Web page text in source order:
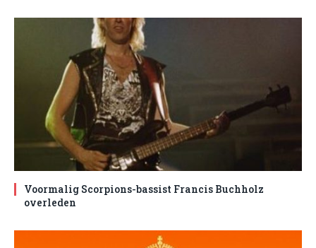
Voormalig Scorpions-bassist Francis Buchholz
overleden